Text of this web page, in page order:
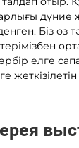
дүние
Біз өз
елге